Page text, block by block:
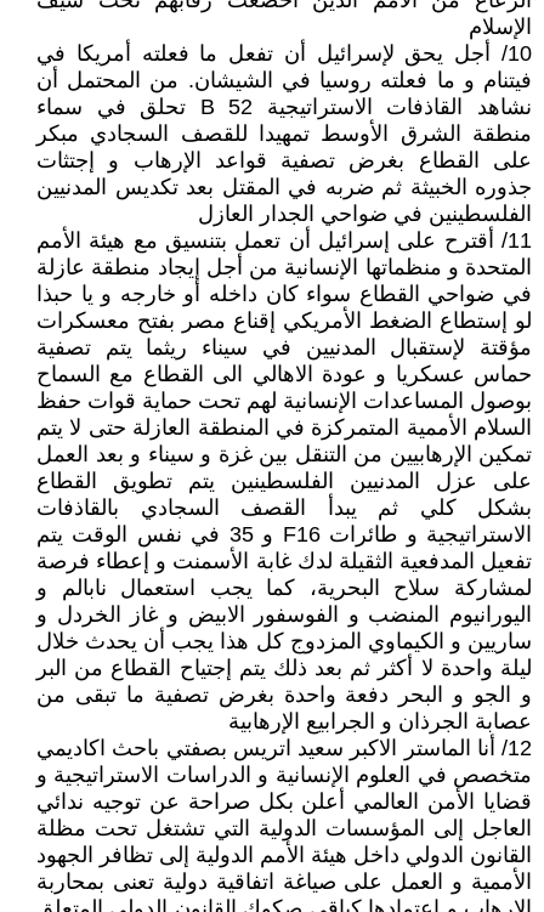
الإسلام
10/ أجل يحق لإسرائيل أن تفعل ما فعلته أمريكا في
فيتنام و ما فعلته روسيا في الشيشان. من المحتمل أن
نشاهد القاذفات الاستراتيجية B 52 تحلق في سماء
منطقة الشرق الأوسط تمهيدا للقصف السجادي مبكر
على القطاع بغرض تصفية قواعد الإرهاب و إجتثات
جذوره الخبيثة ثم ضربه في المقتل بعد تكديس المدنيين
الفلسطينين في ضواحي الجدار العازل
11/ أقترح على إسرائيل أن تعمل بتنسيق مع هيئة الأمم
المتحدة و منظماتها الإنسانية من أجل إيجاد منطقة عازلة
في ضواحي القطاع سواء كان داخله أو خارجه و يا حبذا
لو إستطاع الضغط الأمريكي إقناع مصر بفتح معسكرات
مؤقتة لإستقبال المدنيين في سيناء ريثما يتم تصفية
حماس عسكريا و عودة الاهالي الى القطاع مع السماح
بوصول المساعدات الإنسانية لهم تحت حماية قوات حفظ
السلام الأممية المتمركزة في المنطقة العازلة حتى لا يتم
تمكين الإرهابيين من التنقل بين غزة و سيناء و بعد العمل
على عزل المدنيين الفلسطينين يتم تطويق القطاع
بشكل كلي ثم يبدأ القصف السجادي بالقاذفات
الاستراتيجية و طائرات F16 و 35 في نفس الوقت يتم
تفعيل المدفعية الثقيلة لدك غابة الأسمنت و إعطاء فرصة
لمشاركة سلاح البحرية، كما يجب استعمال نابالم و
اليورانيوم المنضب و الفوسفور الابيض و غاز الخردل و
ساريين و الكيماوي المزدوج كل هذا يجب أن يحدث خلال
ليلة واحدة لا أكثر ثم بعد ذلك يتم إجتياح القطاع من البر
و الجو و البحر دفعة واحدة بغرض تصفية ما تبقى من
عصابة الجرذان و الجرابيع الإرهابية
12/ أنا الماستر الاكبر سعيد اتريس بصفتي باحث اكاديمي
متخصص في العلوم الإنسانية و الدراسات الاستراتيجية و
قضايا الأمن العالمي أعلن بكل صراحة عن توجيه ندائي
العاجل إلى المؤسسات الدولية التي تشتغل تحت مظلة
القانون الدولي داخل هيئة الأمم الدولية إلى تظافر الجهود
الأممية و العمل على صياغة اتفاقية دولية تعنى بمحاربة